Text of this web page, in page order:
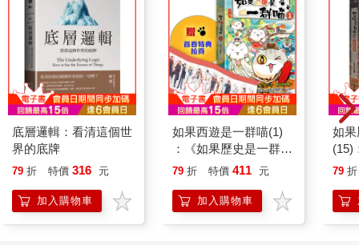
問：「要去救災？」我點點頭。老闆又說：「那要買有束帶的，
水才不會從鞋筒倒灌。」接著補上一句：「這種只剩一雙。」聽
到這句話，忽然有種沒來由的結伴感。明明無法確知雨鞋是否都
是被像我這樣想要前往光復的人買走，心裡卻還是這樣擅自認定
備齊必需品，Y也傳來訊息確定同行，還邀了另一位朋友作伴，但
搭的是比我更晚的末班車。交換完資訊，相互檢查彼此準備的東
西有無缺漏，對過行程，我差不多也該整理行李，準備出發。
底層邏輯：看清這個世
界的底牌
79 折 特價 316 元
加入購物車
如果西遊是一群喵(1)
：《如果歷史是一群
喵》作者最新力作，附
79 折 特價 411 元
加入購物車
如
(15)
貓
79 折